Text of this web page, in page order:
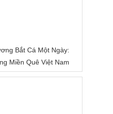
Bắt Cá Một Ngày:
Miền Quê Việt Nam